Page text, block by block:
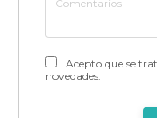
Acepto que se
novedades.